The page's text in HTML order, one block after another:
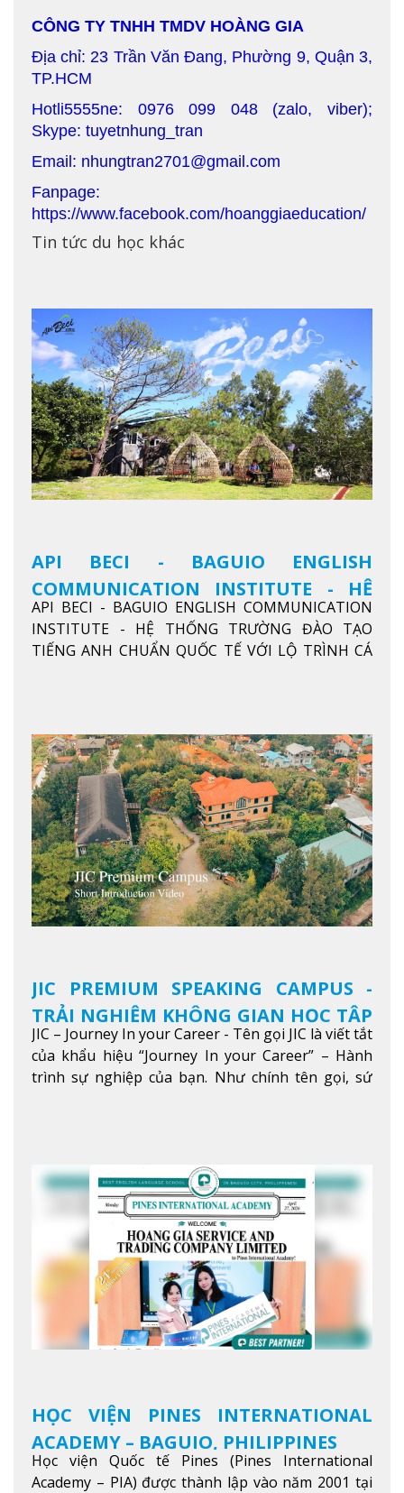
CÔNG TY TNHH TMDV HOÀNG GIA
Địa chỉ: 23 Trần Văn Đang, Phường 9, Quận 3,
TP.HCM
Hotli5555ne: 0976 099 048 (zalo, viber);
Skype: tuyetnhung_tran
Email: nhungtran2701@gmail.com
Fanpage:
https://www.facebook.com/hoanggiaeducation/
Tin tức du học khác
API BECI - BAGUIO ENGLISH
COMMUNICATION INSTITUTE - HỆ
THỐNG TRƯỜNG ĐÀO TẠO TIẾNG
ANH CHUẨN QUỐC TẾ
API BECI - BAGUIO ENGLISH COMMUNICATION
INSTITUTE - HỆ THỐNG TRƯỜNG ĐÀO TẠO
TIẾNG ANH CHUẨN QUỐC TẾ VỚI LỘ TRÌNH CÁ
JIC PREMIUM SPEAKING CAMPUS -
TRẢI NGHIỆM KHÔNG GIAN HỌC TẬP
5 SAO TẠI BAGUIO
JIC – Journey In your Career - Tên gọi JIC là viết tắt
của khẩu hiệu “Journey In your Career” – Hành
trình sự nghiệp của bạn. Như chính tên gọi, sứ
HỌC VIỆN PINES INTERNATIONAL
ACADEMY – BAGUIO, PHILIPPINES
Học viện Quốc tế Pines (Pines International
Academy – PIA) được thành lập vào năm 2001 tại